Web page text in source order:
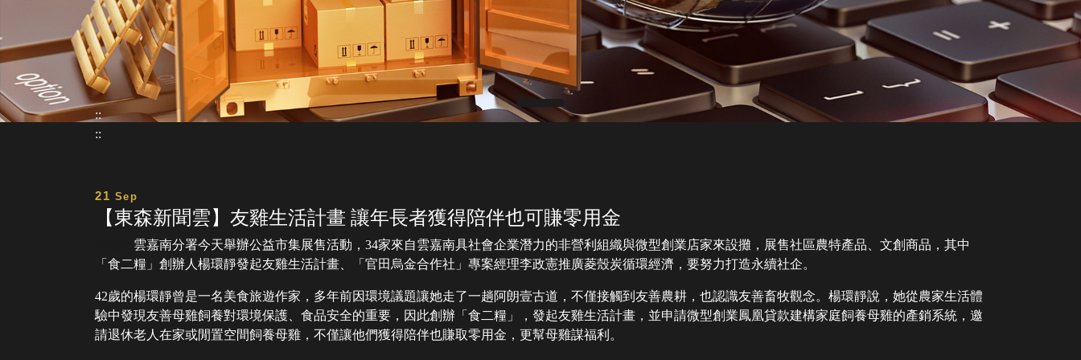
::
::
21 Sep
【東森新聞雲】友雞生活計畫 讓年長者獲得陪伴也可賺零用金
雲嘉南分署今天舉辦公益市集展售活動，34家來自雲嘉南具社會企業潛力的非營利組織與微型創業店家來設攤，展售社區農特產品、文創商品，其中
「食二糧」創辦人楊環靜發起友雞生活計畫、「官田烏金合作社」專案經理李政憲推廣菱殼炭循環經濟，要努力打造永續社企。
42歲的楊環靜曾是一名美食旅遊作家，多年前因環境議題讓她走了一趟阿朗壹古道，不僅接觸到友善農耕，也認識友善畜牧觀念。楊環靜說，她從農家生活體
驗中發現友善母雞飼養對環境保護、食品安全的重要，因此創辦「食二糧」，發起友雞生活計畫，並申請微型創業鳳凰貸款建構家庭飼養母雞的產銷系統，邀
請退休老人在家或閒置空間飼養母雞，不僅讓他們獲得陪伴也賺取零用金，更幫母雞謀福利。